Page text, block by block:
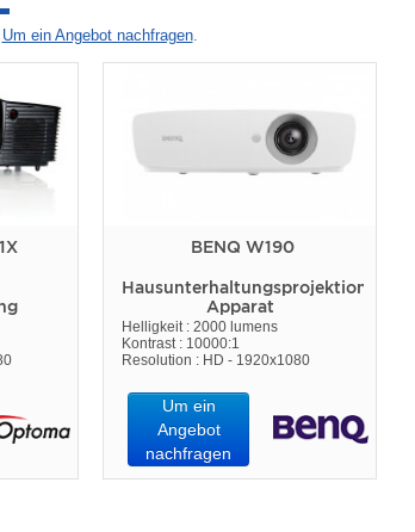
Um ein Angebot nachfragen.
BENQ W190
Hausunterhaltungsprojektions
Apparat
Helligkeit : 2000 lumens
Kontrast : 10000:1
Resolution : HD - 1920x1080
Um ein
Angebot
nachfragen